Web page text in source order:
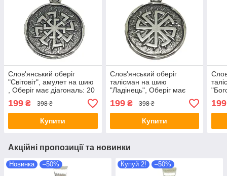
Слов'янський оберіг
"Світовіт", амулет на шию
, Оберіг має діагональ: 20
мм, амулет
199 ₴ 398 ₴
Купити
Слов'янський оберіг
талісман на шию
"Ладінець", Оберіг має
діагональ: 2,5 см, метал
амулет Ладинец
199₴ 398 ₴
Купити
199
Акційні пропозиції та новинки
Новинка –50% Купуй 2! –50%